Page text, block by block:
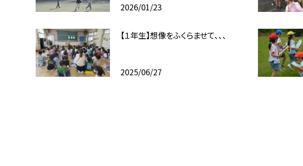
2026/01/23
【１年生】想像をふくらませて、、、
2025/06/27